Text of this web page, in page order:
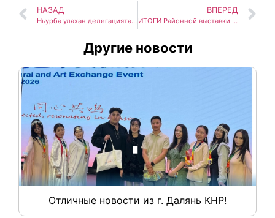
НАЗАД
Ньурба улахан делегацията Санкт-Петербург куоракка кэлэн кэрэ историческай миэстэлэринэн экскурсияларга сырыттылар
ВПЕРЕД
ИТОГИ Районной выставки декоративно-прикладного творчества учащихся начальных классов
Другие новости
Отличные новости из г. Далянь КНР!